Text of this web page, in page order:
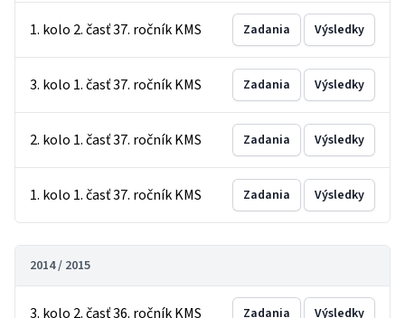
1. kolo 2. časť 37. ročník KMS Zadania Výsledky
3. kolo 1. časť 37. ročník KMS Zadania Výsledky
2. kolo 1. časť 37. ročník KMS Zadania Výsledky
1. kolo 1. časť 37. ročník KMS Zadania Výsledky
2014 / 2015
3. kolo 2. časť 36. ročník KMS Zadania Výsledky